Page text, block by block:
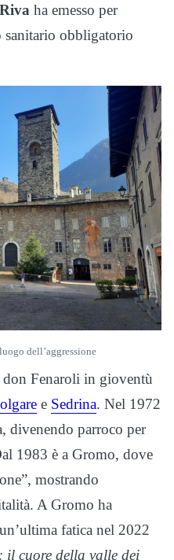
ha emesso per
sanitario obbligatorio
dell’aggressione
Fenaroli in gioventù
e Sedrina. Nel 1972
divenendo parroco per
1983 è a Gromo, dove
mostrando
A Gromo ha
fatica nel 2022
il cuore della valle dei